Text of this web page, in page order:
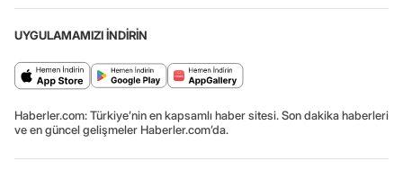
UYGULAMAMIZI İNDİRİN
Haberler.com: Türkiye’nin en kapsamlı haber sitesi. Son dakika haberleri
ve en güncel gelişmeler Haberler.com’da.